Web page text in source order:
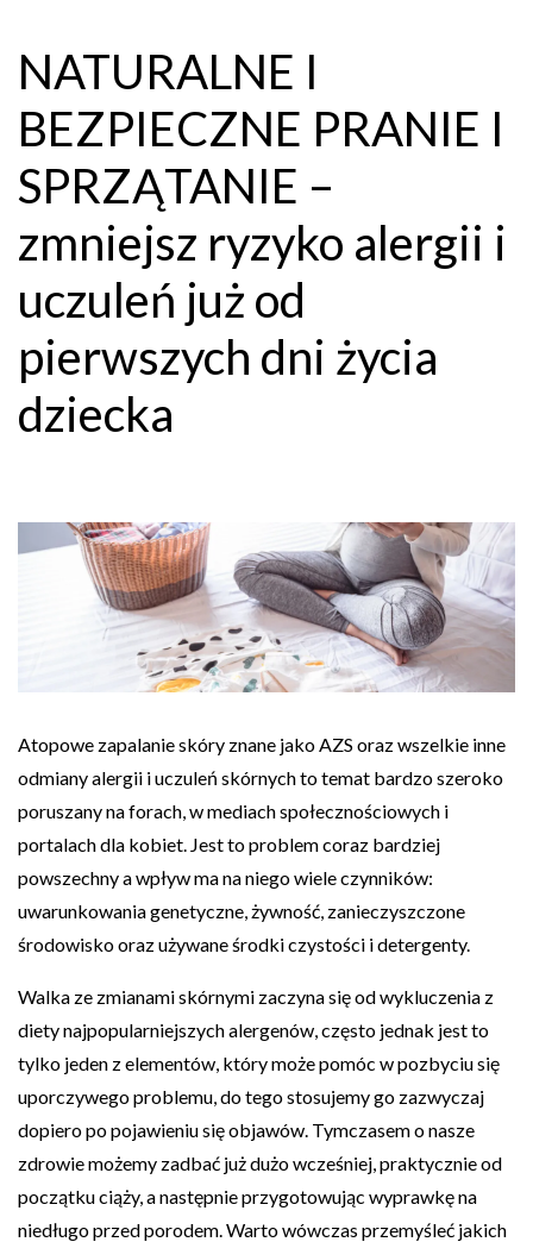
NATURALNE I
BEZPIECZNE PRANIE I
SPRZĄTANIE –
zmniejsz ryzyko alergii i
uczuleń już od
pierwszych dni życia
dziecka
Atopowe zapalanie skóry znane jako AZS oraz wszelkie inne
odmiany alergii i uczuleń skórnych to temat bardzo szeroko
poruszany na forach, w mediach społecznościowych i
portalach dla kobiet. Jest to problem coraz bardziej
powszechny a wpływ ma na niego wiele czynników:
uwarunkowania genetyczne, żywność, zanieczyszczone
środowisko oraz używane środki czystości i detergenty.
Walka ze zmianami skórnymi zaczyna się od wykluczenia z
diety najpopularniejszych alergenów, często jednak jest to
tylko jeden z elementów, który może pomóc w pozbyciu się
uporczywego problemu, do tego stosujemy go zazwyczaj
dopiero po pojawieniu się objawów. Tymczasem o nasze
zdrowie możemy zadbać już dużo wcześniej, praktycznie od
początku ciąży, a następnie przygotowując wyprawkę na
niedługo przed porodem. Warto wówczas przemyśleć jakich